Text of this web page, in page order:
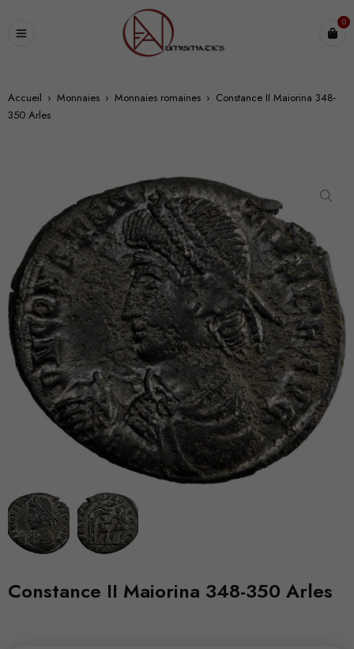
0
Accueil › Monnaies › Monnaies romaines › Constance II Maiorina 348-
350 Arles
Constance II Maiorina 348-350 Arles